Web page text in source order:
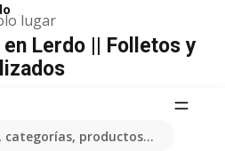
lugar
categorías, productos...
Lerdo || Folletos y